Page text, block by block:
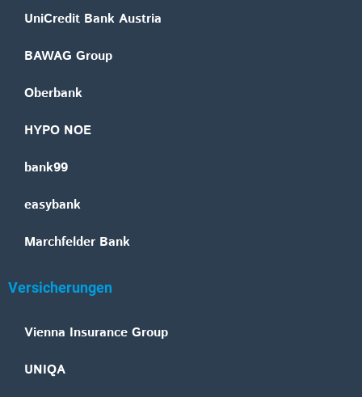
UniCredit Bank Austria
BAWAG Group
Oberbank
HYPO NOE
bank99
easybank
Marchfelder Bank
Versicherungen
Vienna Insurance Group
UNIQA